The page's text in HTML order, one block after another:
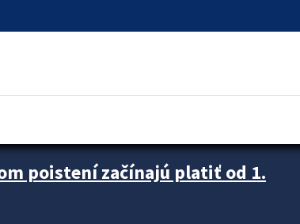
poistení začínajú platiť od 1.